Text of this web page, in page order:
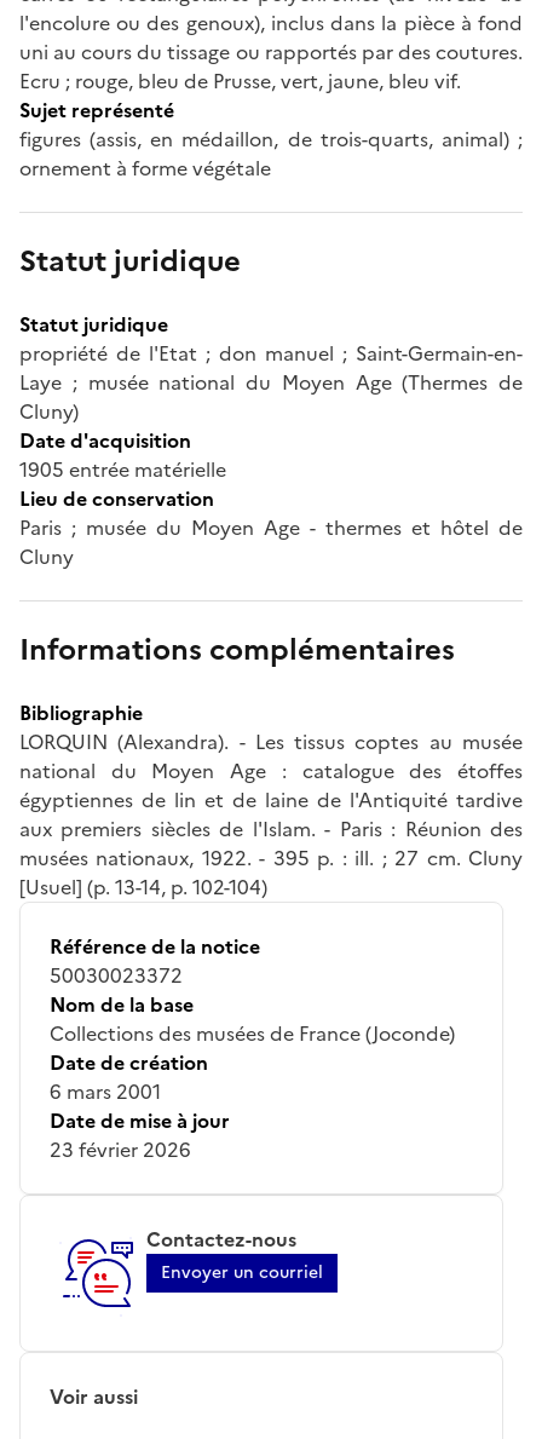
l'encolure ou des genoux), inclus dans la pièce à fond
uni au cours du tissage ou rapportés par des coutures.
Ecru ; rouge, bleu de Prusse, vert, jaune, bleu vif.
Sujet représenté
figures (assis, en médaillon, de trois-quarts, animal) ;
ornement à forme végétale
Statut juridique
Statut juridique
propriété de l'Etat ; don manuel ; Saint-Germain-en-
Laye ; musée national du Moyen Age (Thermes de
Cluny)
Date d'acquisition
1905 entrée matérielle
Lieu de conservation
Paris ; musée du Moyen Age - thermes et hôtel de
Cluny
Informations complémentaires
Bibliographie
LORQUIN (Alexandra). - Les tissus coptes au musée
national du Moyen Age : catalogue des étoffes
égyptiennes de lin et de laine de l'Antiquité tardive
aux premiers siècles de l'Islam. - Paris : Réunion des
musées nationaux, 1922. - 395 p. : ill. ; 27 cm. Cluny
[Usuel] (p. 13-14, p. 102-104)
Référence de la notice
50030023372
Nom de la base
Collections des musées de France (Joconde)
Date de création
6 mars 2001
Date de mise à jour
23 février 2026
Contactez-nous
Envoyer un courriel
Voir aussi